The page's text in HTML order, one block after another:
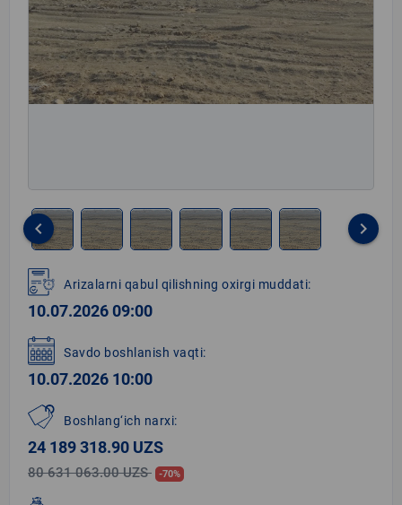
1
of
6
keyboard_arrow_left keyboard_arrow_right
Arizalarni qabul qilishning oxirgi muddati:
10.07.2026 09:00
Savdo boshlanish vaqti:
10.07.2026 10:00
Boshlang‘ich narxi:
24 189 318.90 UZS
80 631 063.00 UZS -70%